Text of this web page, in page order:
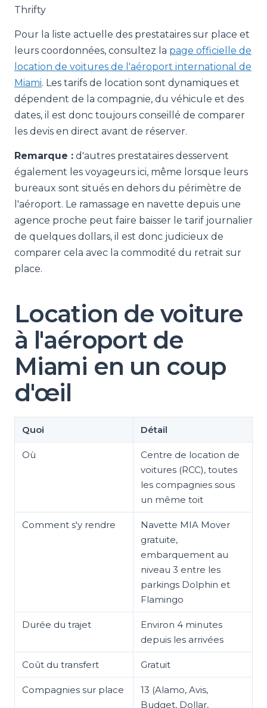
Thrifty
Pour la liste actuelle des prestataires sur place et
leurs coordonnées, consultez la page officielle de
location de voitures de l'aéroport international de
Miami. Les tarifs de location sont dynamiques et
dépendent de la compagnie, du véhicule et des
dates, il est donc toujours conseillé de comparer
les devis en direct avant de réserver.
Remarque : d'autres prestataires desservent
également les voyageurs ici, même lorsque leurs
bureaux sont situés en dehors du périmètre de
l'aéroport. Le ramassage en navette depuis une
agence proche peut faire baisser le tarif journalier
de quelques dollars, il est donc judicieux de
comparer cela avec la commodité du retrait sur
place.
Location de voiture
à l'aéroport de
Miami en un coup
d'œil
Quoi Détail
Où
Centre de location de
voitures (RCC), toutes
les compagnies sous
un même toit
Comment s'y rendre
Navette MIA Mover
gratuite,
embarquement au
niveau 3 entre les
parkings Dolphin et
Flamingo
Durée du trajet
Environ 4 minutes
depuis les arrivées
Coût du transfert Gratuit
Compagnies sur place
13 (Alamo, Avis,
Budget, Dollar,